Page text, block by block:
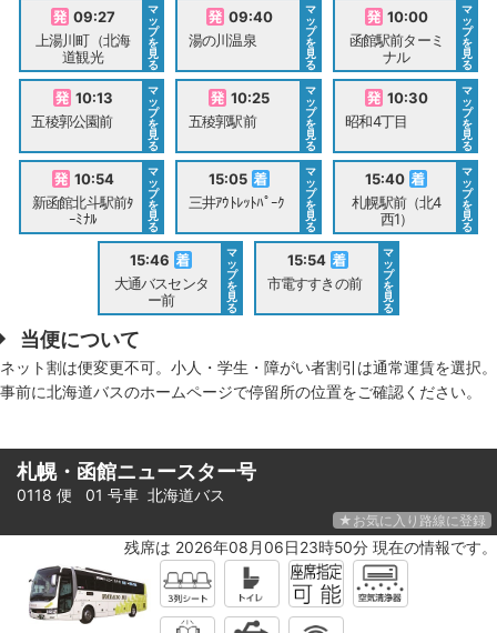
09:27
上湯川町（北海
道観光
マ
ッ
プ
を
見
る
09:40
湯の川温泉
マ
ッ
プ
を
見
る
10:00
函館駅前ターミ
ナル
マ
ッ
プ
を
見
る
10:13
五稜郭公園前
マ
ッ
プ
を
見
る
10:25
五稜郭駅前
マ
ッ
プ
を
見
る
10:30
昭和4丁目
マ
ッ
プ
を
見
る
10:54
新函館北斗駅前ﾀ
ｰﾐﾅﾙ
マ
ッ
プ
を
見
る
15:05
三井ｱｳﾄﾚｯﾄﾊﾟｰｸ
マ
ッ
プ
を
見
る
15:40
札幌駅前（北4
西1）
マ
ッ
プ
を
見
る
15:46
大通バスセンタ
ー前
マ
ッ
プ
を
見
る
15:54
市電すすきの前
マ
ッ
プ
を
見
る
当便について
ネット割は便変更不可。小人・学生・障がい者割引は通常運賃を選択。
事前に北海道バスのホームページで停留所の位置をご確認ください。
札幌・函館ニュースター号
0118 便 01 号車 北海道バス
★お気に入り路線に登録
残席は 2026年08月06日23時50分 現在の情報です。